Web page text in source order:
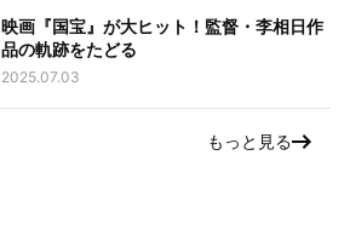
映画『国宝』が大ヒット！監督・李相日作
品の軌跡をたどる
2025.07.03
もっと見る